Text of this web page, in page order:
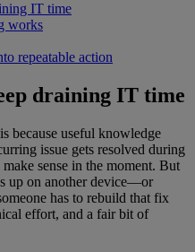
IT time
works
repeatable action
draining IT time
because useful knowledge
issue gets resolved during
sense in the moment. But
up on another device—or
has to rebuild that fix
effort, and a fair bit of